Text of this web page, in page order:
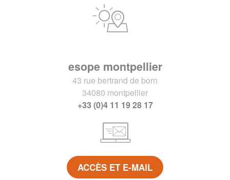
esope montpellier
43 rue bertrand de born
34080 montpellier
+33 (0)4 11 19 28 17
ACCÈS ET E-MAIL